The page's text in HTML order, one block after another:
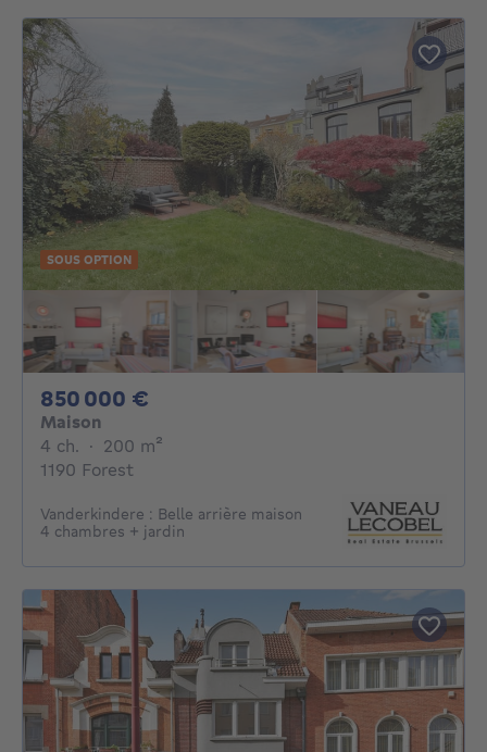
SOUS OPTION
850 000 €
Maison
4 ch. 4 chambres
· 200 m²
1190 Forest
Vanderkindere : Belle arrière maison
4 chambres + jardin